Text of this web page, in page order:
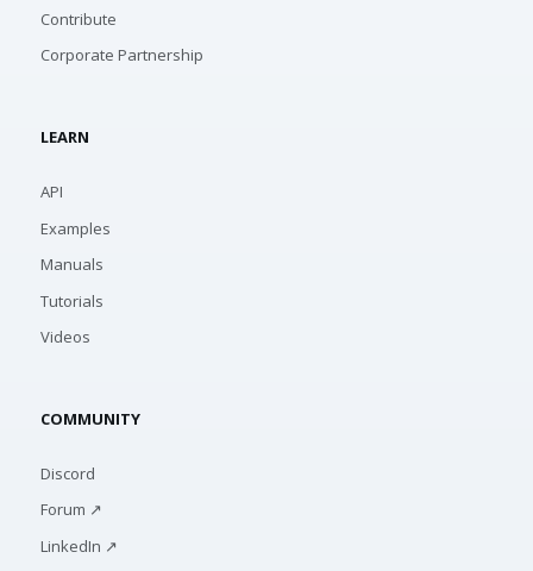
Contribute
Corporate Partnership
LEARN
API
Examples
Manuals
Tutorials
Videos
COMMUNITY
Discord
Forum ↗
LinkedIn ↗